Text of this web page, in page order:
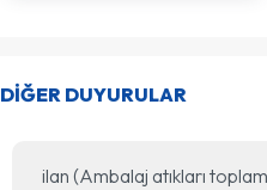
DİĞER DUYURULAR
ilan (Ambalaj atıkları